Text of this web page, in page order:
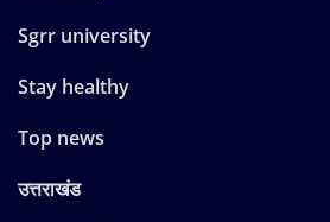
Sgrr university
Stay healthy
Top news
उत्तराखंड